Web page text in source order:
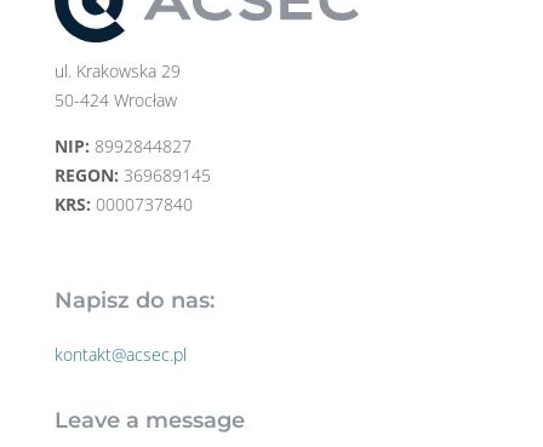
ul. Krakowska 29
50-424 Wrocław
NIP: 8992844827
REGON: 369689145
KRS: 0000737840
Napisz do nas:
kontakt@acsec.pl
Leave a message